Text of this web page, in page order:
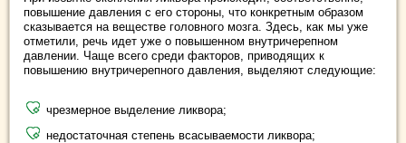
повышение давления с его стороны, что конкретным образом
сказывается на веществе головного мозга. Здесь, как мы уже
отметили, речь идет уже о повышенном внутричерепном
давлении. Чаще всего среди факторов, приводящих к
повышению внутричерепного давления, выделяют следующие:
чрезмерное выделение ликвора;
недостаточная степень всасываемости ликвора;